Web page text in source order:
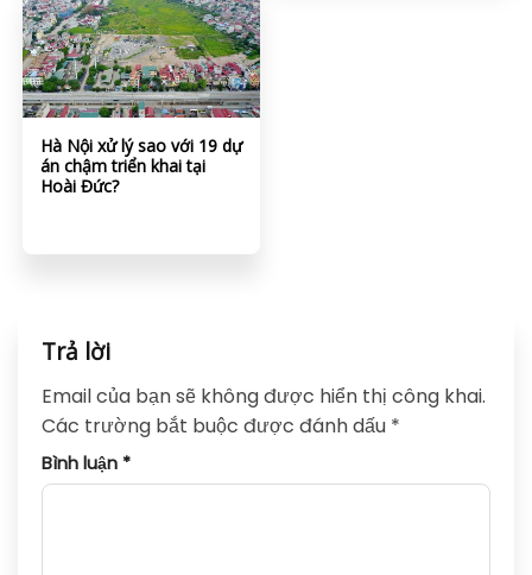
Hà Nội xử lý sao với 19 dự
án chậm triển khai tại
Hoài Đức?
Trả lời
Email của bạn sẽ không được hiển thị công khai.
Các trường bắt buộc được đánh dấu *
Bình luận *